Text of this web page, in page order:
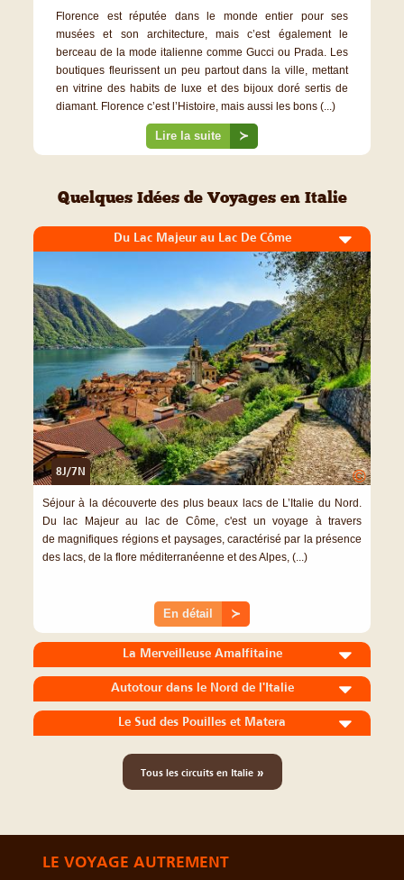
Florence est réputée dans le monde entier pour ses
musées et son architecture, mais c’est également le
berceau de la mode italienne comme Gucci ou Prada. Les
boutiques fleurissent un peu partout dans la ville, mettant
en vitrine des habits de luxe et des bijoux doré sertis de
diamant. Florence c’est l’Histoire, mais aussi les bons (...)
Lire la suite ≻
Quelques Idées de Voyages en Italie
Du Lac Majeur au Lac De Côme
8J/7N ©
Séjour à la découverte des plus beaux lacs de L’Italie du Nord.
Du lac Majeur au lac de Côme, c'est un voyage à travers
de magnifiques régions et paysages, caractérisé par la présence
des lacs, de la flore méditerranéenne et des Alpes, (...)
En détail ≻
La Merveilleuse Amalfitaine
Autotour dans le Nord de l'Italie
Le Sud des Pouilles et Matera
Tous les circuits en Italie»
LE VOYAGE AUTREMENT